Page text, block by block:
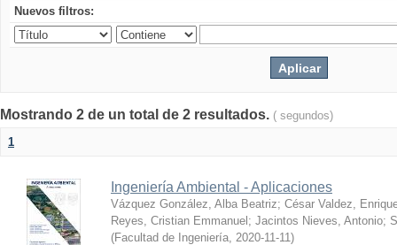
Nuevos filtros:
Mostrando 2 de un total de 2 resultados. ( segundos)
1
Ingeniería Ambiental - Aplicaciones
Vázquez González, Alba Beatriz; César Valdez,
Reyes, Cristian Emmanuel ; Jacintos Nieves, Antonio;
(Facultad de Ingeniería, 2020-11-11)